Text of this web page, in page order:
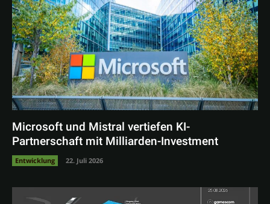
Microsoft und Mistral vertiefen KI-
Partnerschaft mit Milliarden-Investment
Entwicklung 22. Juli 2026